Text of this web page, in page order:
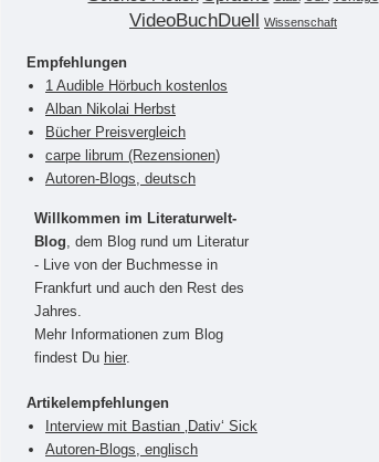
VideoBuchDuell Wissenschaft
Empfehlungen
1 Audible Hörbuch kostenlos
Alban Nikolai Herbst
Bücher Preisvergleich
carpe librum (Rezensionen)
Autoren-Blogs, deutsch
Willkommen im Literaturwelt-
Blog , dem Blog rund um Literatur
- Live von der Buchmesse in
Frankfurt und auch den Rest des
Jahres.
Mehr Informationen zum Blog
findest Du hier.
Artikelempfehlungen
Interview mit Bastian ‚Dativ‘ Sick
Autoren-Blogs, englisch